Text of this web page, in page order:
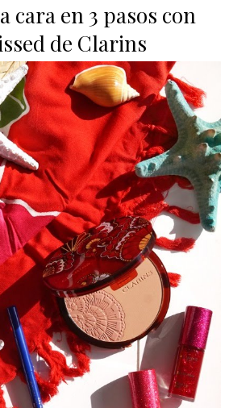
cara en 3 pasos con
de Clarins